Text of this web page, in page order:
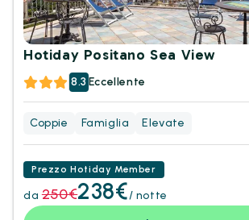
Hotiday Positano Sea View
8.3Eccellente
Coppie Famiglia Elevate
Prezzo Hotiday Member
da 250€238€/ notte